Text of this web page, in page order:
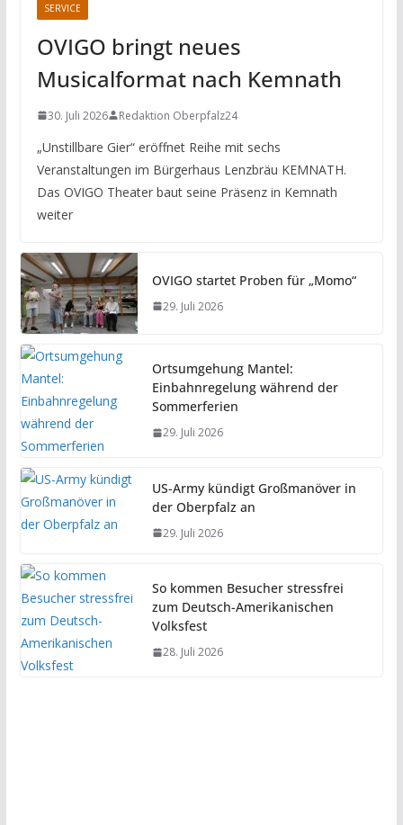
SERVICE
OVIGO bringt neues
Musicalformat nach Kemnath
30. Juli 2026 Redaktion Oberpfalz24
„Unstillbare Gier“ eröffnet Reihe mit sechs
Veranstaltungen im Bürgerhaus Lenzbräu KEMNATH.
Das OVIGO Theater baut seine Präsenz in Kemnath
weiter
OVIGO startet Proben für „Momo“
29. Juli 2026
Ortsumgehung Mantel:
Einbahnregelung während der
Sommerferien
29. Juli 2026
US-Army kündigt Großmanöver in
der Oberpfalz an
29. Juli 2026
So kommen Besucher stressfrei
zum Deutsch-Amerikanischen
Volksfest
28. Juli 2026